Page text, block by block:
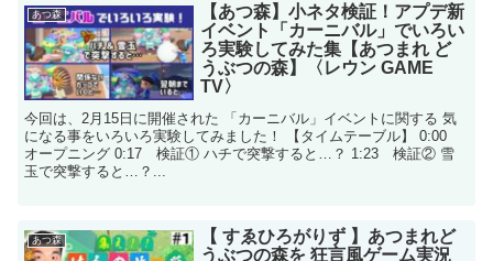
あつ森
【あつ森】小ネタ検証！アプデ新
イベント「カーニバル」でいろい
ろ実験してみた集【あつまれ ど
うぶつの森】〈レウン GAME
TV〉
今回は、2月15日に開催された 「カーニバル」イベントに関する 気
になる事をいろいろ実験してみました！ 【タイムテーブル】 0:00
オープニング 0:17 検証① ハチで突撃すると…？ 1:23 検証② 雪
玉で突撃すると…？...
あつ森
【 すゑひろがりず 】あつまれど
うぶつの森を 狂言風ゲーム実況